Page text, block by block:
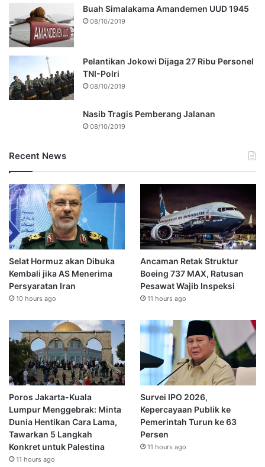
Buah Simalakama Amandemen UUD 1945
08/10/2019
Pelantikan Jokowi Dijaga 27 Ribu Personel
TNI-Polri
08/10/2019
Nasib Tragis Pemberang Jalanan
08/10/2019
Recent News
Selat Hormuz akan Dibuka
Kembali jika AS Menerima
Persyaratan Iran
10 hours ago
Ancaman Retak Struktur
Boeing 737 MAX, Ratusan
Pesawat Wajib Inspeksi
11 hours ago
Poros Jakarta-Kuala
Lumpur Menggebrak: Minta
Dunia Hentikan Cara Lama,
Tawarkan 5 Langkah
Konkret untuk Palestina
11 hours ago
Survei IPO 2026,
Kepercayaan Publik ke
Pemerintah Turun ke 63
Persen
11 hours ago